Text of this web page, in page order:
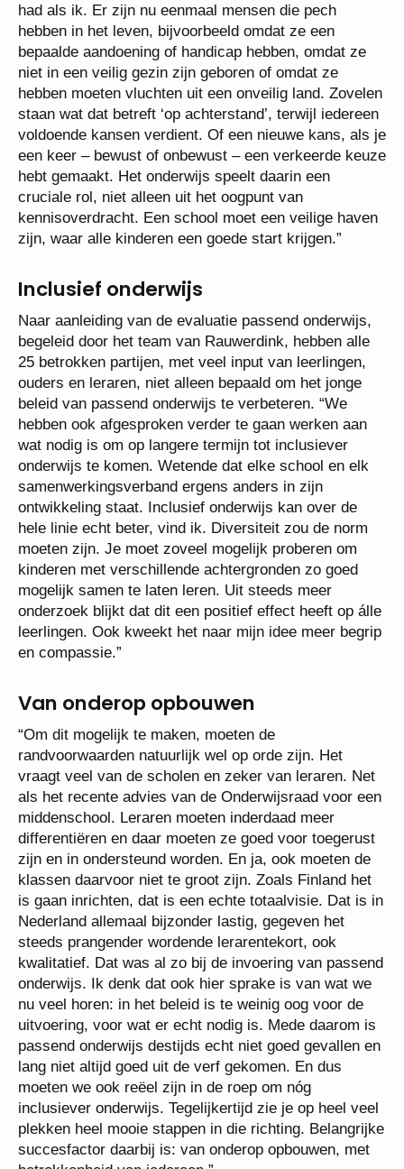
had als ik. Er zijn nu eenmaal mensen die pech
hebben in het leven, bijvoorbeeld omdat ze een
bepaalde aandoening of handicap hebben, omdat ze
niet in een veilig gezin zijn geboren of omdat ze
hebben moeten vluchten uit een onveilig land. Zovelen
staan wat dat betreft ‘op achterstand’, terwijl iedereen
voldoende kansen verdient. Of een nieuwe kans, als je
een keer – bewust of onbewust – een verkeerde keuze
hebt gemaakt. Het onderwijs speelt daarin een
cruciale rol, niet alleen uit het oogpunt van
kennisoverdracht. Een school moet een veilige haven
zijn, waar alle kinderen een goede start krijgen.”
Inclusief onderwijs
Naar aanleiding van de evaluatie passend onderwijs,
begeleid door het team van Rauwerdink, hebben alle
25 betrokken partijen, met veel input van leerlingen,
ouders en leraren, niet alleen bepaald om het jonge
beleid van passend onderwijs te verbeteren. “We
hebben ook afgesproken verder te gaan werken aan
wat nodig is om op langere termijn tot inclusiever
onderwijs te komen. Wetende dat elke school en elk
samenwerkingsverband ergens anders in zijn
ontwikkeling staat. Inclusief onderwijs kan over de
hele linie echt beter, vind ik. Diversiteit zou de norm
moeten zijn. Je moet zoveel mogelijk proberen om
kinderen met verschillende achtergronden zo goed
mogelijk samen te laten leren. Uit steeds meer
onderzoek blijkt dat dit een positief effect heeft op álle
leerlingen. Ook kweekt het naar mijn idee meer begrip
en compassie.”
Van onderop opbouwen
“Om dit mogelijk te maken, moeten de
randvoorwaarden natuurlijk wel op orde zijn. Het
vraagt veel van de scholen en zeker van leraren. Net
als het recente advies van de Onderwijsraad voor een
middenschool. Leraren moeten inderdaad meer
differentiëren en daar moeten ze goed voor toegerust
zijn en in ondersteund worden. En ja, ook moeten de
klassen daarvoor niet te groot zijn. Zoals Finland het
is gaan inrichten, dat is een echte totaalvisie. Dat is in
Nederland allemaal bijzonder lastig, gegeven het
steeds prangender wordende lerarentekort, ook
kwalitatief. Dat was al zo bij de invoering van passend
onderwijs. Ik denk dat ook hier sprake is van wat we
nu veel horen: in het beleid is te weinig oog voor de
uitvoering, voor wat er echt nodig is. Mede daarom is
passend onderwijs destijds echt niet goed gevallen en
lang niet altijd goed uit de verf gekomen. En dus
moeten we ook reëel zijn in de roep om nóg
inclusiever onderwijs. Tegelijkertijd zie je op heel veel
plekken heel mooie stappen in die richting. Belangrijke
succesfactor daarbij is: van onderop opbouwen, met